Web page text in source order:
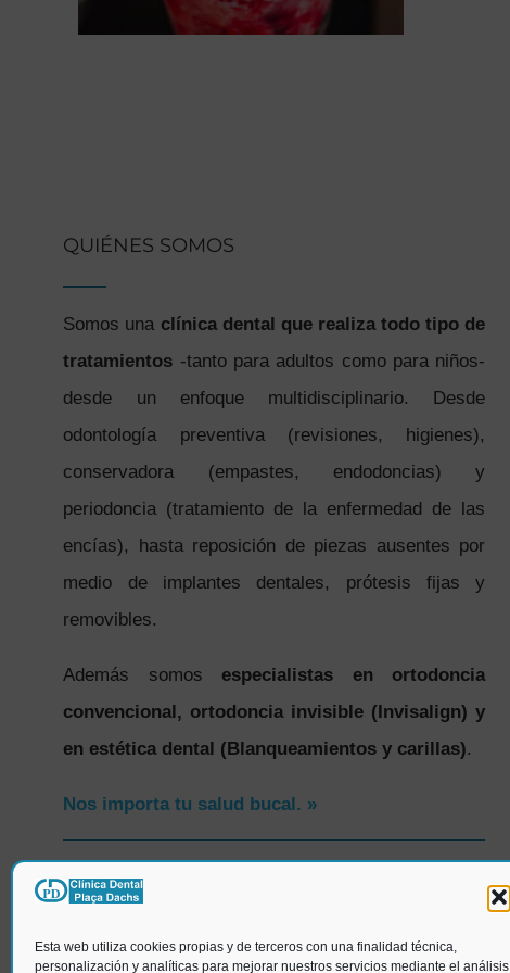
Esta web utiliza cookies propias y de terceros con una finalidad técnica,
personalización y analíticas para mejorar nuestros servicios mediante el análisis
QUIÉNES SOMOS
Somos una clínica dental que realiza todo tipo de
tratamientos -tanto para adultos como para niños-
desde un enfoque multidisciplinario. Desde
odontología preventiva (revisiones, higienes),
conservadora (empastes, endodoncias) y
periodoncia (tratamiento de la enfermedad de las
encías), hasta reposición de piezas ausentes por
medio de implantes dentales, prótesis fijas y
removibles.
Además somos especialistas en ortodoncia
convencional, ortodoncia invisible (Invisalign) y
en estética dental (Blanqueamientos y carillas).
Nos importa tu salud bucal. »
SÍGUENOS